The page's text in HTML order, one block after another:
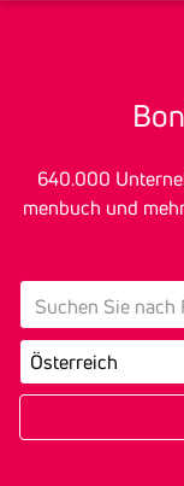
640.000
men­buch und
search
Land